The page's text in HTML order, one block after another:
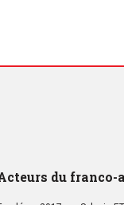
du franco-